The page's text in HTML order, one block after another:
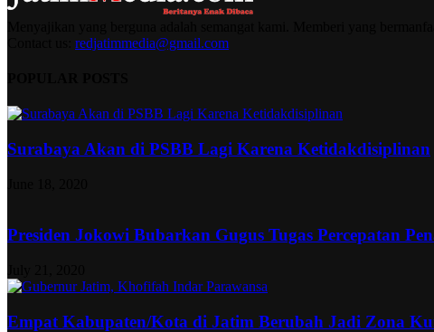
redjatimmedia@gmail.com
Surabaya Akan di PSBB Lagi Karena Ketidakdisiplinan
Presiden Jokowi Bubarkan Gugus Tugas Percepatan
Empat Kabupaten/Kota di Jatim Berubah Jadi Zona